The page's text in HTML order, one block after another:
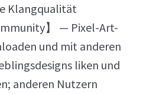
Klangqualität
】 — Pixel-Art-
und mit anderen
liken und
anderen Nutzern